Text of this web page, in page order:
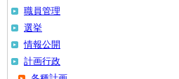
職員管理
選挙
情報公開
計画行政